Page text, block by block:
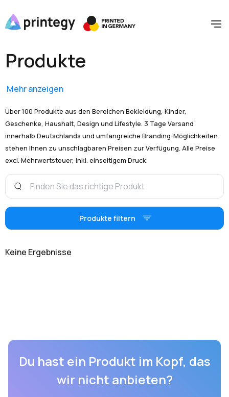
Produkte
Mehr anzeigen
Über 100 Produkte aus den Bereichen Bekleidung, Kinder,
Geschenke, Haushalt, Design und Lifestyle. 3 Tage Versand
innerhalb Deutschlands und umfangreiche Branding-Möglichkeiten
stehen Ihnen zu unschlagbaren Preisen zur Verfügung. Alle Preise
excl. Mehrwertsteuer, inkl. einseitigem Druck.
Produkte filtern
Keine Ergebnisse
Du hast ein Produkt im Kopf, das
wir nicht anbieten?